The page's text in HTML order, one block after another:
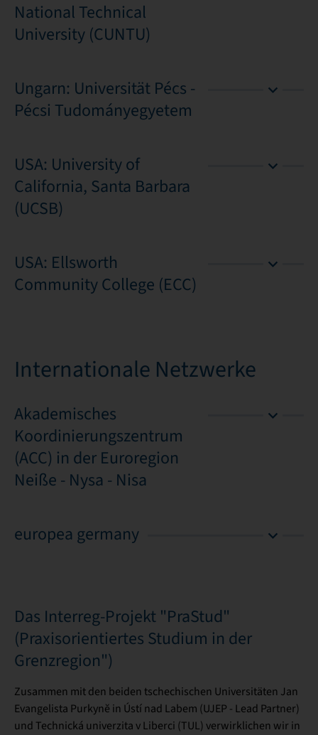
National Technical
University (CUNTU)
Ungarn: Universität Pécs -
Pécsi Tudományegyetem
USA: University of
California, Santa Barbara
(UCSB)
USA: Ellsworth
Community College (ECC)
Internationale Netzwerke
Akademisches
Koordinierungszentrum
(ACC) in der Euroregion
Neiße - Nysa - Nisa
europea germany
Das Interreg-Projekt "PraStud"
(Praxisorientiertes Studium in der
Grenzregion")
Zusammen mit den beiden tschechischen Universitäten Jan
Evangelista Purkynĕ in Ústí nad Labem (UJEP - Lead Partner)
und Technická univerzita v Liberci (TUL) verwirklichen wir in